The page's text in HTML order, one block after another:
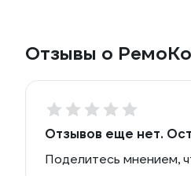
Отзывы о
Отзывов еще нет.
Поделитесь мнением,